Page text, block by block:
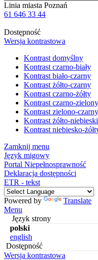
Linia miasta Poznań
61 646 33 44
Dostępność
Wersja kontrastowa
Kontrast domyślny
Kontrast czarno-biały
Kontrast biało-czarny
Kontrast żółto-czarny
Kontrast czarno-żółty
Kontrast czarno-zielony
Kontrast zielono-czarny
Kontrast żółto-niebieski
Kontrast niebiesko-
Zamknij menu
Język migowy
Portal Niepełnosprawność
Deklaracja dostępności
ETR - tekst
Powered by
Translate
Menu
Język strony
polski
english
Dostępność
Wersja kontrastowa